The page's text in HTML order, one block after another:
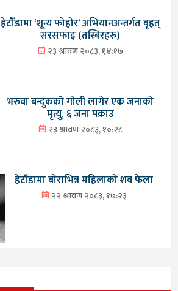
हेटौँडामा ‘शून्य फोहोर’ अभियानअन्तर्गत बृहत्
सरसफाइ (तस्बिरहरु)
२३ श्रावण २०८३, १४:१७
भरुवा बन्दुकको गोली लागेर एक जनाको
मृत्यु, ६ जना पक्राउ
२३ श्रावण २०८३, १०:२८
हेटौंडामा बोराभित्र महिलाको शव फेला
२२ श्रावण २०८३, १७:२३